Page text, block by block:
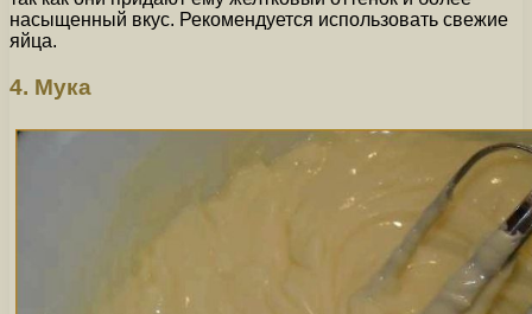
насыщенный вкус. Рекомендуется использовать свежие
яйца.
4. Мука